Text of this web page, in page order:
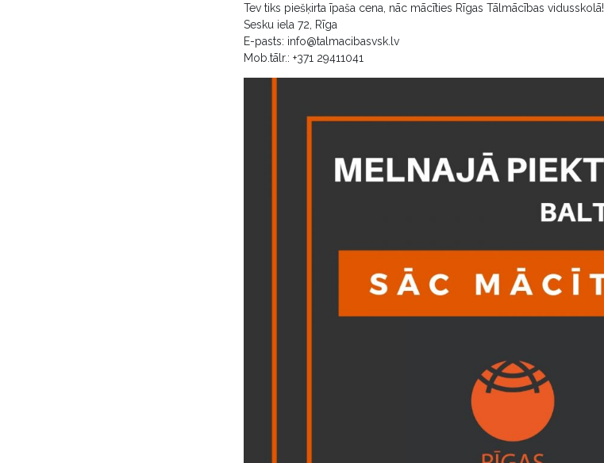
Tev tiks piešķirta īpaša cena, nāc mācīties Rīgas Tālmācības vidusskolā!
Sesku iela 72, Rīga
E-pasts: info@talmacibasvsk.lv
Mob.tālr.: +371 29411041